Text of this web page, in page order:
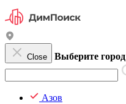
Close Выберите город
Азов